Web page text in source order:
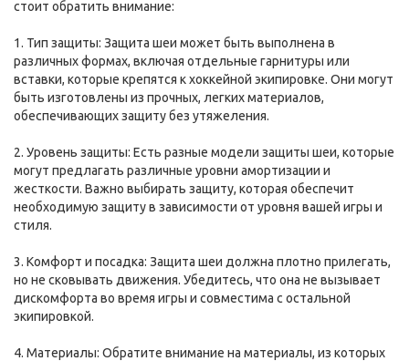
стоит обратить внимание:
1. Тип защиты: Защита шеи может быть выполнена в
различных формах, включая отдельные гарнитуры или
вставки, которые крепятся к хоккейной экипировке. Они могут
быть изготовлены из прочных, легких материалов,
обеспечивающих защиту без утяжеления.
2. Уровень защиты: Есть разные модели защиты шеи, которые
могут предлагать различные уровни амортизации и
жесткости. Важно выбирать защиту, которая обеспечит
необходимую защиту в зависимости от уровня вашей игры и
стиля.
3. Комфорт и посадка: Защита шеи должна плотно прилегать,
но не сковывать движения. Убедитесь, что она не вызывает
дискомфорта во время игры и совместима с остальной
экипировкой.
4. Материалы: Обратите внимание на материалы, из которых